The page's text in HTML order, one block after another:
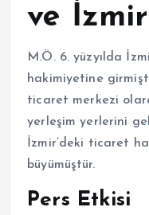
ve İzmir
M.Ö. 6. yüzyılda
hakimiyetine
ticaret merkezi
yerleşim yerlerini
İzmir’deki ticaret
büyümüştür.
Pers Etkisi